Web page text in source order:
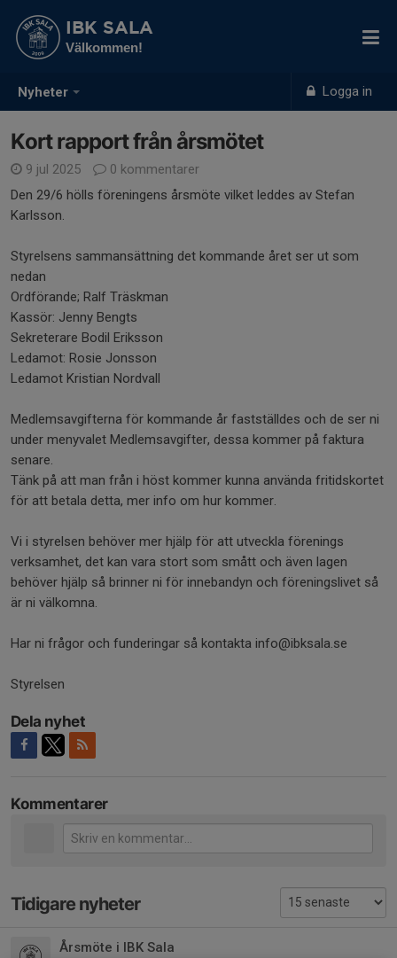
Nyheter Logga in
IBK SALA
Välkommen!
Kort rapport från årsmötet
9 jul 2025
0 kommentarer
Den 29/6 hölls föreningens årsmöte vilket leddes av Stefan
Karlsson.
Styrelsens sammansättning det kommande året ser ut som
nedan
Ordförande; Ralf Träskman
Kassör: Jenny Bengts
Sekreterare Bodil Eriksson
Ledamot: Rosie Jonsson
Ledamot Kristian Nordvall
Medlemsavgifterna för kommande år fastställdes och de ser ni
under menyvalet Medlemsavgifter, dessa kommer på faktura
senare.
Tänk på att man från i höst kommer kunna använda fritidskortet
för att betala detta, mer info om hur kommer.
Vi i styrelsen behöver mer hjälp för att utveckla förenings
verksamhet, det kan vara stort som smått och även lagen
behöver hjälp så brinner ni för innebandyn och föreningslivet så
är ni välkomna.
Har ni frågor och funderingar så kontakta info@ibksala.se
Styrelsen
Dela nyhet
Kommentarer
Tidigare nyheter
Årsmöte i IBK Sala